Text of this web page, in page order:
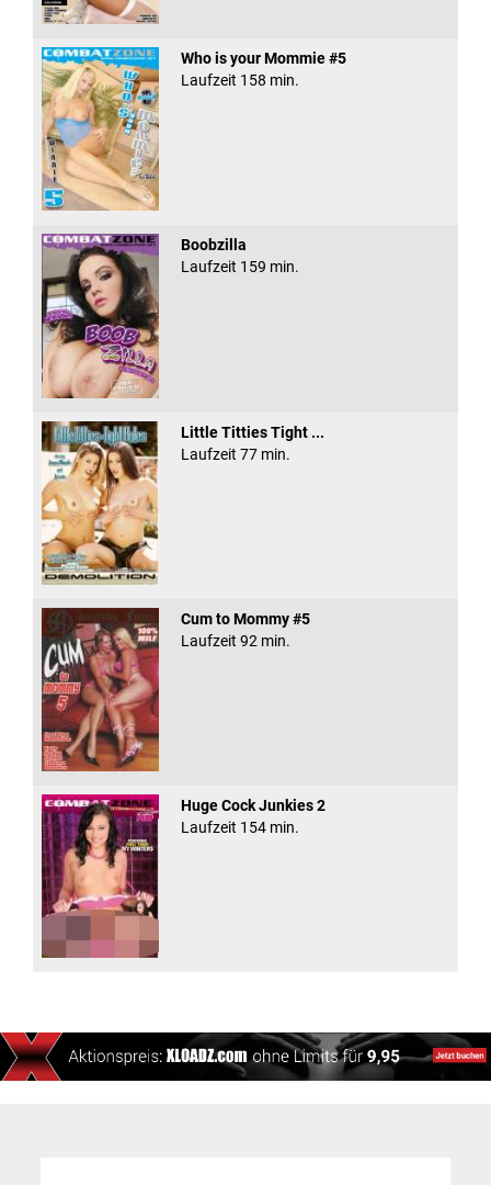
Who is your Mommie #5
Laufzeit 158 min.
Boobzilla
Laufzeit 159 min.
Little Titties Tight ...
Laufzeit 77 min.
Cum to Mommy #5
Laufzeit 92 min.
Huge Cock Junkies 2
Laufzeit 154 min.